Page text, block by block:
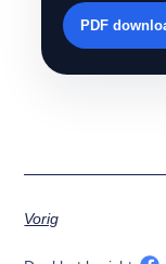
PDF
Vorig